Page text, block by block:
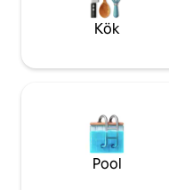
Kök
Pool